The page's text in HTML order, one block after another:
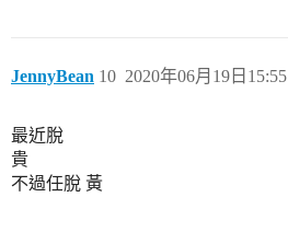
JennyBean 2020年06月19日15:55
10
最近脫
貴
不過任脫 黃